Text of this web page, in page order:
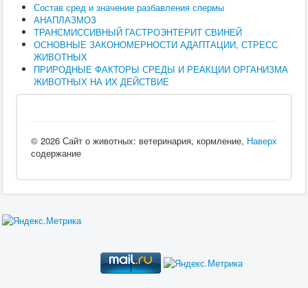
Состав сред и значение разбавления спермы
АНАПЛАЗМОЗ
ТРАНСМИССИВНЫЙ ГАСТРОЭНТЕРИТ СВИНЕЙ
ОСНОВНЫЕ ЗАКОНОМЕРНОСТИ АДАПТАЦИИ, СТРЕСС
ЖИВОТНЫХ
ПРИРОДНЫЕ ФАКТОРЫ СРЕДЫ И РЕАКЦИИ ОРГАНИЗМА
ЖИВОТНЫХ НА ИХ ДЕЙСТВИЕ
Наверх
© 2026 Сайт о животных: ветеринария, кормление,
содержание